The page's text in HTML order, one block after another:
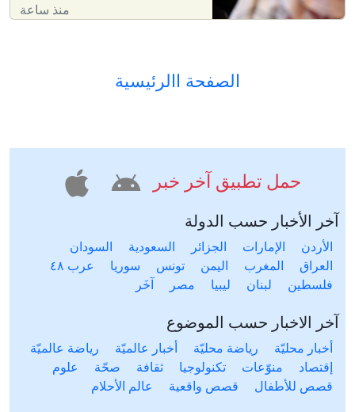
منذ ساعة
الصفحة االرئيسية
حمل تطبيق آخر خبر
آخر الأخبار حسب الدولة
الأردن الإمارات الجزائر السعودية
السودان
العراق
المغرب اليمن تونس سوريا
عرب ٤٨
فلسطين
لبنان ليبيا مصر آخَر
آخر الاخبار حسب الموضوع
أخبار محليّة رياضة محليّة أخبار عالميّة
رياضة عالميّة
إقتصاد
منوّعات تكنولوجيا ثقافة صحّة
علوم
قصص للأطفال
قصص واقعية عالم الأحلام